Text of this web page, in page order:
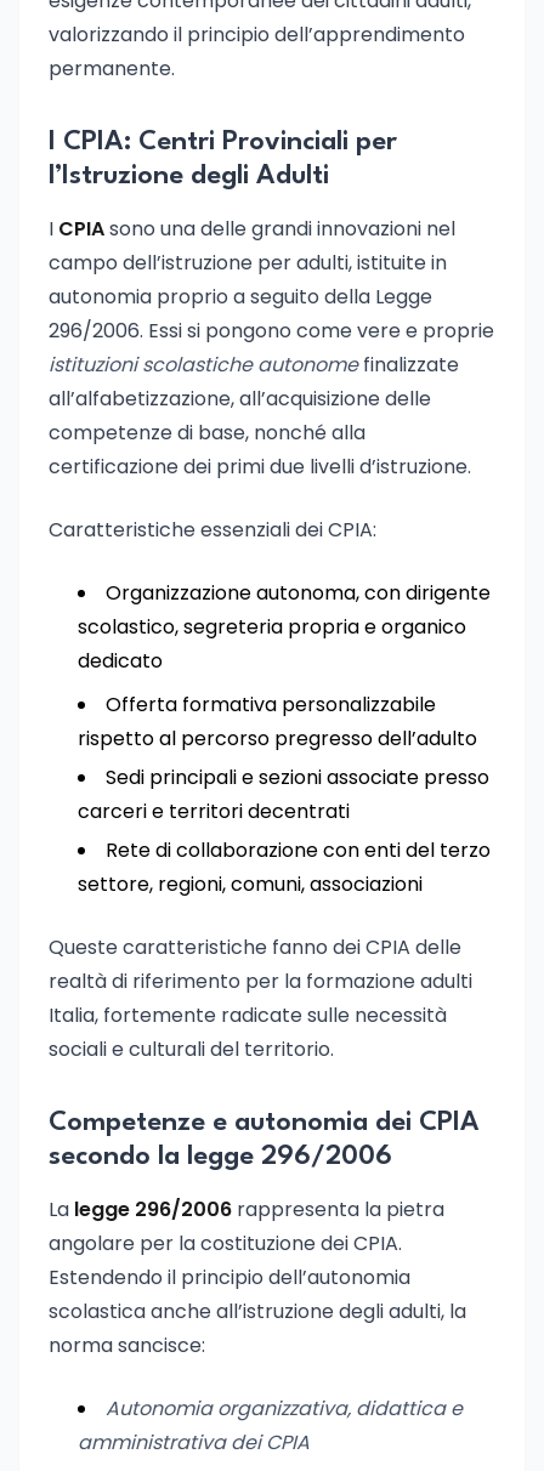
valorizzando il principio dell’apprendimento
permanente.
I CPIA: Centri Provinciali per
l’Istruzione degli Adulti
I CPIAsono una delle grandi innovazioni nel
campo dell’istruzione per adulti, istituite in
autonomia proprio a seguito della Legge
296/2006. Essi si pongono come vere e proprie
istituzioni scolastiche autonomefinalizzate
all’alfabetizzazione, all’acquisizione delle
competenze di base, nonché alla
certificazione dei primi due livelli d’istruzione.
Caratteristiche essenziali dei CPIA:
Organizzazione autonoma, con dirigente
scolastico, segreteria propria e organico
dedicato
Offerta formativa personalizzabile
rispetto al percorso pregresso dell’adulto
Sedi principali e sezioni associate presso
carceri e territori decentrati
Rete di collaborazione con enti del terzo
settore, regioni, comuni, associazioni
Queste caratteristiche fanno dei CPIA delle
realtà di riferimento per la formazione adulti
Italia, fortemente radicate sulle necessità
sociali e culturali del territorio.
Competenze e autonomia dei CPIA
secondo la legge 296/2006
La legge 296/2006 rappresenta la pietra
angolare per la costituzione dei CPIA.
Estendendo il principio dell’autonomia
scolastica anche all’istruzione degli adulti, la
norma sancisce:
Autonomia organizzativa, didattica e
amministrativa dei CPIA